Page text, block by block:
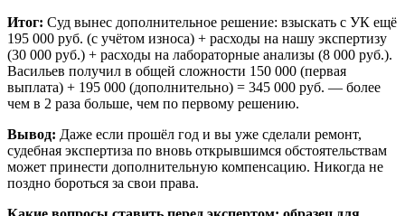
Итог: Суд вынес дополнительное решение: взыскать с УК ещё
195 000 руб. (с учётом износа) + расходы на нашу экспертизу
(30 000 руб.) + расходы на лабораторные анализы (8 000 руб.).
Васильев получил в общей сложности 150 000 (первая
выплата) + 195 000 (дополнительно) = 345 000 руб. — более
чем в 2 раза больше, чем по первому решению.
Вывод: Даже если прошёл год и вы уже сделали ремонт,
судебная экспертиза по вновь открывшимся обстоятельствам
может принести дополнительную компенсацию. Никогда не
поздно бороться за свои права.